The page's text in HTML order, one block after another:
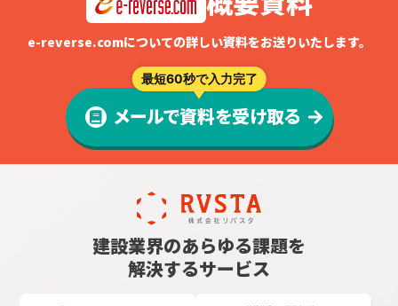
e-reverse.comについての詳しい資料をお送りいたします。
最短60秒で入力完了
メールで資料を受け取る
建設業界のあらゆる課題を
解決するサービス